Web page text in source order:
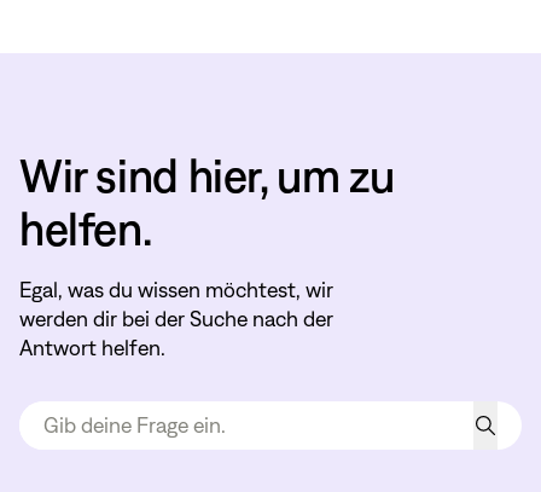
Wir sind hier, um zu
helfen.
Egal, was du wissen möchtest, wir
werden dir bei der Suche nach der
Antwort helfen.